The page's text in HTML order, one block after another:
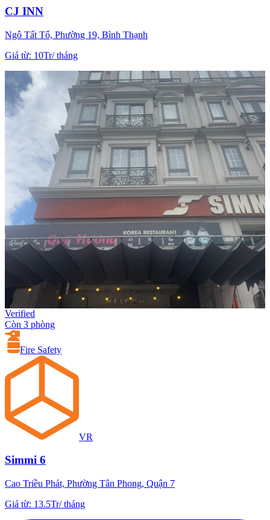
CJ INN
Ngô Tất Tố, Phường 19, Bình Thạnh
Giá từ: 10Tr/tháng
Verified
Còn 3 phòng
Fire Safety
VR
Simmi 6
Cao Triều Phát, Phường Tân Phong, Quận 7
Giá từ: 13.5Tr/tháng